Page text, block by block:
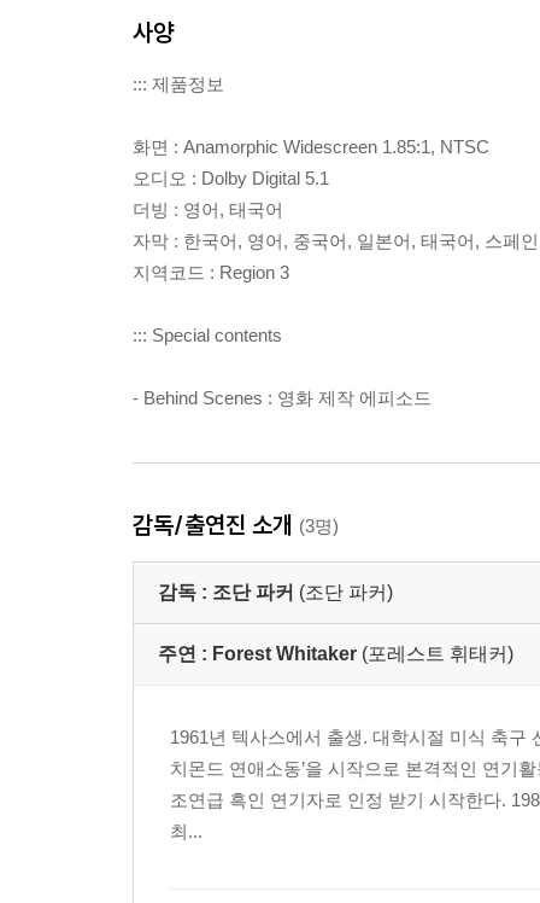
사양
::: 제품정보
화면 : Anamorphic Widescreen 1.85:1, NTSC
오디오 : Dolby Digital 5.1
더빙 : 영어, 태국어
자막 : 한국어, 영어, 중국어, 일본어, 태국어, 스페
지역코드 : Region 3
::: Special contents
- Behind Scenes : 영화 제작 에피소드
감독/출연진 소개 (3명)
감독 : 조단 파커 (조단 파커)
주연 : Forest Whitaker (포레스트 휘태커)
1961년 텍사스에서 출생. 대학시절 미식 축구
치몬드 연애소동’을 시작으로 본격적인 연기활
조연급 흑인 연기자로 인정 받기 시작한다.
최...